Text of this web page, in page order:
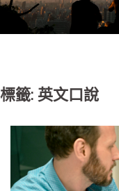
標籤: 英文口說